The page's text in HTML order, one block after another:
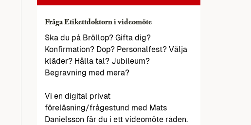
Fråga Etikettdoktorn i videomöte
Ska du på Bröllop? Gifta dig?
Konfirmation? Dop? Personalfest? Välja
kläder? Hålla tal? Jubileum?
Begravning med mera?
Vi en digital privat
föreläsning/frågestund med Mats
Danielsson får du i ett videomöte råden.